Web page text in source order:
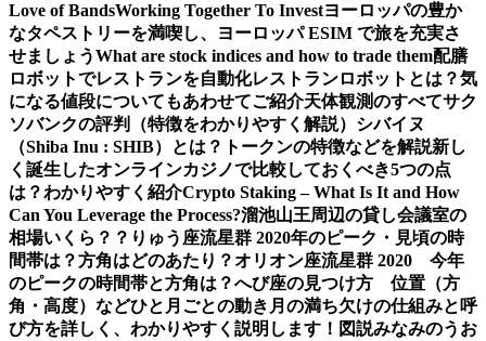
Love of BandsWorking Together To Investヨーロッパの豊か
なタペストリーを満喫し、ヨーロッパ ESIM で旅を充実さ
せましょうWhat are stock indices and how to trade them配膳
ロボットでレストランを自動化レストランロボットとは？気
になる値段についてもあわせてご紹介天体観測のすべてサク
ソバンクの評判（特徴をわかりやすく解説） シバイヌ
（Shiba Inu : SHIB）とは？トークンの特徴などを解説新し
く誕生したオンラインカジノで比較しておくべき5つの点
は？わかりやすく紹介Crypto Staking – What Is It and How
Can You Leverage the Process?溜池山王周辺の貸し会議室の
相場いくら？？ りゅう座流星群 2020年のピーク・見頃の時
間帯は？方角はどのあたり？オリオン座流星群 2020 今年
のピークの時間帯と方角は？へび座の見つけ方 位置（方
角・高度）などひと月ごとの動き 月の満ち欠けの仕組みと呼
び方を詳しく、わかりやすく説明します！図説みなみのうお